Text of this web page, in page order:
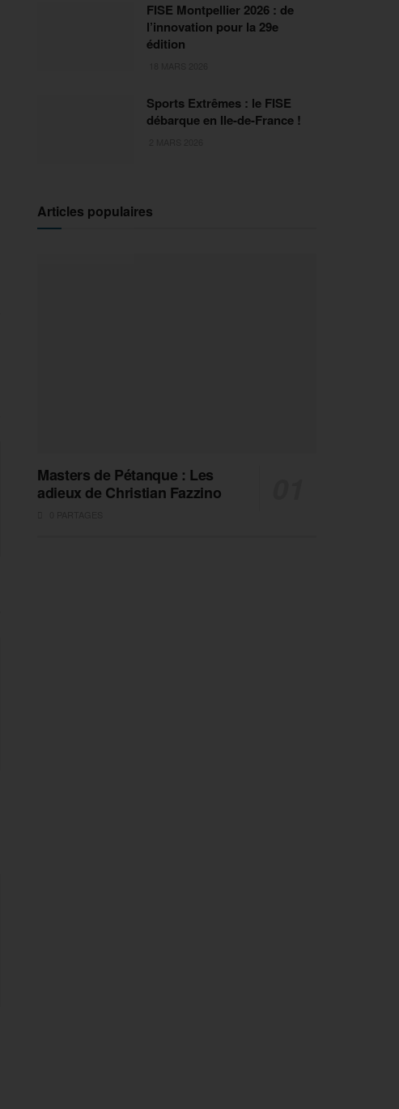
FISE Montpellier 2026 : de
l’innovation pour la 29e
édition
Sports Extrêmes : le FISE
débarque en Ile-de-France !
Articles populaires
Masters de Pétanque : Les
adieux de Christian Fazzino